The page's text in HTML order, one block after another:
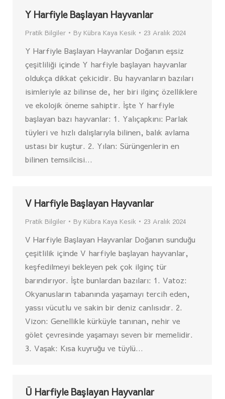
Y Harfiyle Başlayan Hayvanlar
Pratik Bilgiler By Kübra Kaya Kesik 23 Aralık 2024
Y Harfiyle Başlayan Hayvanlar Doğanın eşsiz
çeşitliliği içinde Y harfiyle başlayan hayvanlar
oldukça dikkat çekicidir. Bu hayvanların bazıları
isimleriyle az bilinse de, her biri ilginç özelliklere
ve ekolojik öneme sahiptir. İşte Y harfiyle
başlayan bazı hayvanlar: 1. Yalıçapkını: Parlak
tüyleri ve hızlı dalışlarıyla bilinen, balık avlama
ustası bir kuştur. 2. Yılan: Sürüngenlerin en
bilinen temsilcisi…
V Harfiyle Başlayan Hayvanlar
Pratik Bilgiler By Kübra Kaya Kesik 23 Aralık 2024
V Harfiyle Başlayan Hayvanlar Doğanın sunduğu
çeşitlilik içinde V harfiyle başlayan hayvanlar,
keşfedilmeyi bekleyen pek çok ilginç tür
barındırıyor. İşte bunlardan bazıları: 1. Vatoz:
Okyanusların tabanında yaşamayı tercih eden,
yassı vücutlu ve sakin bir deniz canlısıdır. 2.
Vizon: Genellikle kürküyle tanınan, nehir ve
gölet çevresinde yaşamayı seven bir memelidir.
3. Vaşak: Kısa kuyruğu ve tüylü…
Ü Harfiyle Başlayan Hayvanlar